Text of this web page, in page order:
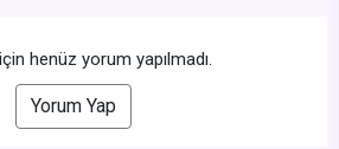
henüz yorum yapılmadı.
Yorum Yap